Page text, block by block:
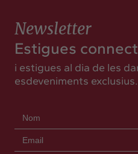
Newsletter
Estigues
i estigues al dia de les
esdeveniments exclusius.